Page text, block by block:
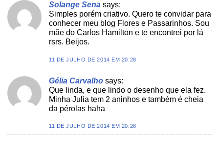
Solange Sena says:
Simples porém criativo. Quero te convidar para
conhecer meu blog Flores e Passarinhos. Sou
mãe do Carlos Hamilton e te encontrei por lá
rsrs. Beijos.
11 DE JULHO DE 2014 EM 20:28
Gélia Carvalho says:
Que linda, e que lindo o desenho que ela fez.
Minha Julia tem 2 aninhos e também é cheia
da pérolas haha
11 DE JULHO DE 2014 EM 20:28